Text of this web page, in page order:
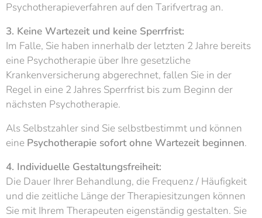
Psychotherapieverfahren auf den Tarifvertrag an.
3. Keine Wartezeit und keine Sperrfrist:
Im Falle, Sie haben innerhalb der letzten 2 Jahre bereits
eine Psychotherapie über Ihre gesetzliche
Krankenversicherung abgerechnet, fallen Sie in der
Regel in eine 2 Jahres Sperrfrist bis zum Beginn der
nächsten Psychotherapie.
Als Selbstzahler sind Sie selbstbestimmt und können
eine Psychotherapie sofort ohne Wartezeit beginnen.
4. Individuelle Gestaltungsfreiheit:
Die Dauer Ihrer Behandlung, die Frequenz / Häufigkeit
und die zeitliche Länge der Therapiesitzungen können
Sie mit Ihrem Therapeuten eigenständig gestalten. Sie